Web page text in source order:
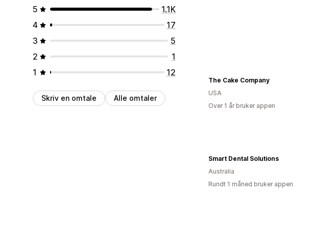
5
1.1K
4
17
3
5
2
1
1
12
Skriv en omtale Alle omtaler
The Cake Company
USA
Over 1 år bruker appen
Smart Dental Solutions
Australia
Rundt 1 måned bruker appen